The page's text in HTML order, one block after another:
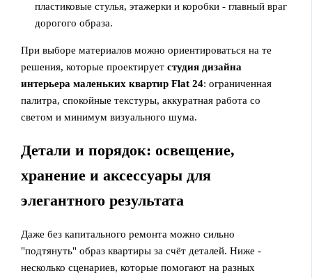
пластиковые стулья, этажерки и коробки - главный враг
дорогого образа.
При выборе материалов можно ориентироваться на те
решения, которые проектируетстудия дизайна
интерьера маленьких квартир Flat 24: ограниченная
палитра, спокойные текстуры, аккуратная работа со
светом и минимум визуального шума.
Детали и порядок: освещение,
хранение и аксессуары для
элегантного результата
Даже без капитального ремонта можно сильно
"подтянуть" образ квартиры за счёт деталей. Ниже -
несколько сценариев, которые помогают на разных